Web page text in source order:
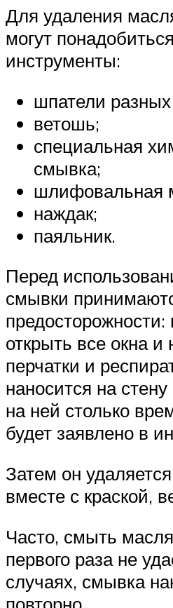
Для удаления
могут
инструменты:
шпатели
ветошь;
специальная
смывка;
шлифовальная
наждак;
паяльник.
Перед
смывки
открыть все окна и
перчатки и
наносится на
на ней столько
будет заявлено в
Затем он
вместе с краской,
Часто, смыть
первого раза не
случаях, смывка
повторно